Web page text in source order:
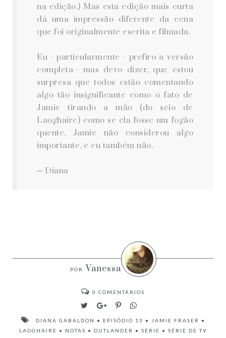
na edição.) Mas esta edição mais curta
dá uma impressão diferente da cena
que foi originalmente escrita e filmada.
Eu - particularmente - prefiro a versão
completa-- mas devo dizer, que estou
surpresa que todos estão comentando
algo tão insignificante como o fato de
Jamie tirando a mão (do seio de
Laoghaire) como se ela fosse um fogão
quente. Jamie não considerou algo
importante, e eu também não.
─ Diana
Vanessa
0 COMENTÁRIOS
DIANA GABALDON • EPISÓDIO 13 • JAMIE FRASER
•
LAOGHAIRE • NOTAS • OUTLANDER • SÉRIE • SÉRIE DE TV